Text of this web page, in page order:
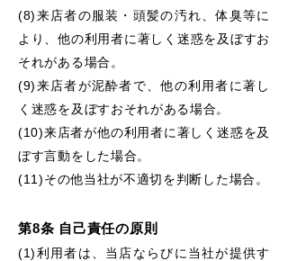
(8)来店者の服装・頭髪の汚れ、体臭等に
より、他の利用者に著しく迷惑を及ぼすお
それがある場合。
(9)来店者が泥酔者で、他の利用者に著し
く迷惑を及ぼすおそれがある場合。
(10)来店者が他の利用者に著しく迷惑を及
ぼす言動をした場合。
(11)その他当社が不適切を判断した場合。
第8条 自己責任の原則
(1)利用者は、当店ならびに当社が提供す